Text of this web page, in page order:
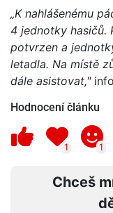
„K nahlášenému
4 jednotky hasičů.
potvrzen a
letadla. Na místě
dále asistovat,"
Hodnocení článku
1 1
Chceš